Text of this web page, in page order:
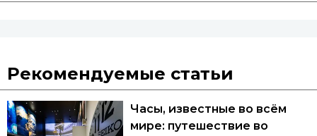
Рекомендуемые статьи
Часы, известные во всём
мире: путешествие во